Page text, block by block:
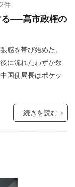
2件
る──高市政権の
感を帯び始めた。
に流れたわずか数
国側局長はポケッ
続きを読む